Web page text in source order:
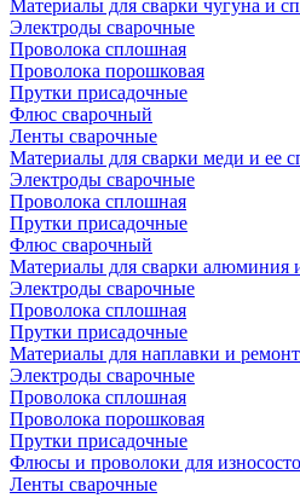
Материалы для сварки чугуна и
Электроды сварочные
Проволока сплошная
Проволока порошковая
Прутки присадочные
Флюс сварочный
Ленты сварочные
Материалы для сварки меди и ее
Электроды сварочные
Проволока сплошная
Прутки присадочные
Флюс сварочный
Материалы для сварки алюминия
Электроды сварочные
Проволока сплошная
Прутки присадочные
Материалы для наплавки и
Электроды сварочные
Проволока сплошная
Проволока порошковая
Прутки присадочные
Флюсы и проволоки для
Ленты сварочные